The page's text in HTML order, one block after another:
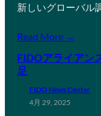
新しいグローバル
Read More →
FIDOアライアン
足
FIDO News Center
4月 29, 2025